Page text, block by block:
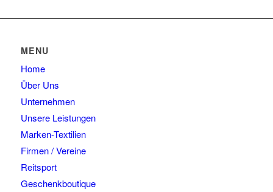
MENU
Home
Über Uns
Unternehmen
Unsere Leistungen
Marken-Textilien
Firmen / Vereine
Reitsport
Geschenkboutique